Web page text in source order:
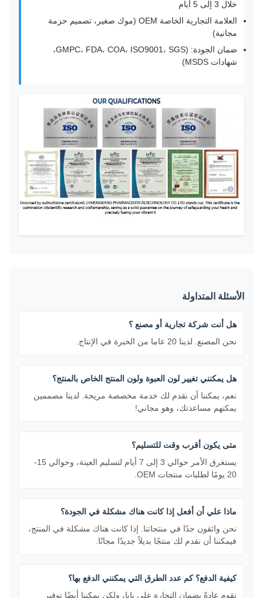
خلال 3 إلى 5 أيام
العلامة التجارية الخاصة OEM (موك صغير، تصميم حزمة
مجانية)
ضمان الجودة: (GMPC، FDA، COA، ISO9001، SGS،
شهادات MSDS)
الأسئلة المتداولة
هل أنت شركة تجارية أو مصنع ؟
نحن المصنع. لدينا 20 عاما من الخبرة في الإنتاج.
هل يمكنني تغيير لون العبوة ولون المنتج الخاص بالمنتج؟
نعم، يمكننا أن نقدم لك خدمة مخصصة مريحة. لدينا مصممين
يمكنهم مساعدتك، وهو مجاني!
متى يكون أقرب وقت للتسليم؟
يستغرق الأمر حوالي 3 إلى 7 أيام لتسليم العينة، وحوالي 15-
20 يومًا لطلبات منتجات OEM.
ماذا علي أن أفعل إذا كانت هناك مشكلة في الجودة؟
نحن واثقون جدًا في منتجاتنا. إذا كانت هناك مشكلة في المنتج،
فيمكننا أن نقدم لك منتجًا بديلاً جديدًا مجانًا.
كيفية الدفع؟ كم عدد الطرق التي يمكنني الدفع بها؟
نقوم عادةً بضمان التجارة على بابا، ولكن يمكننا أيضًا توفير